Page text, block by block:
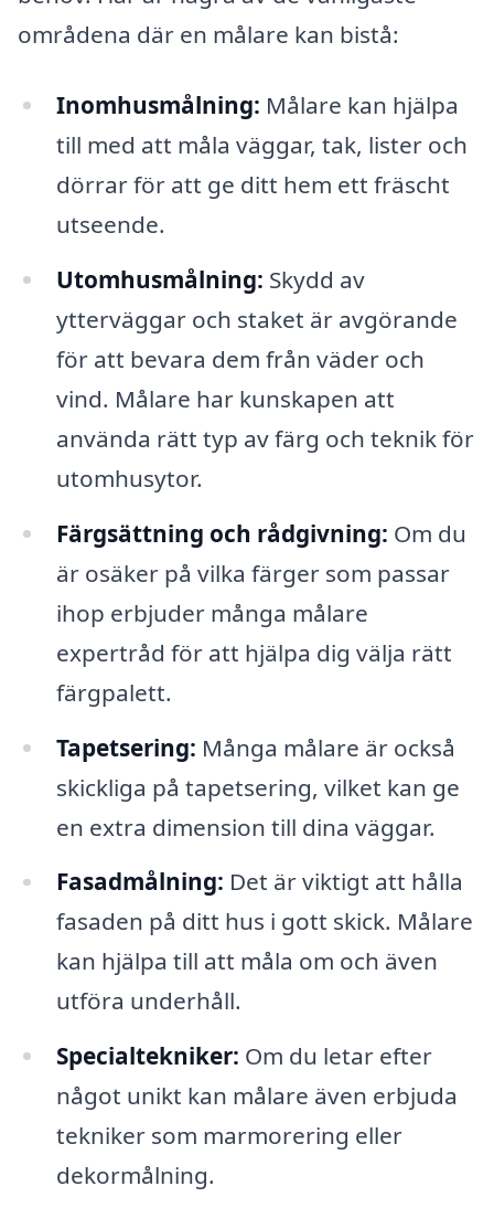
områdena där en målare kan bistå:
Inomhusmålning: Målare kan hjälpa
till med att måla väggar, tak, lister och
dörrar för att ge ditt hem ett fräscht
utseende.
Utomhusmålning: Skydd av
ytterväggar och staket är avgörande
för att bevara dem från väder och
vind. Målare har kunskapen att
använda rätt typ av färg och teknik för
utomhusytor.
Färgsättning och rådgivning: Om du
är osäker på vilka färger som passar
ihop erbjuder många målare
expertråd för att hjälpa dig välja rätt
färgpalett.
Tapetsering: Många målare är också
skickliga på tapetsering, vilket kan ge
en extra dimension till dina väggar.
Fasadmålning: Det är viktigt att hålla
fasaden på ditt hus i gott skick. Målare
kan hjälpa till att måla om och även
utföra underhåll.
Specialtekniker: Om du letar efter
något unikt kan målare även erbjuda
tekniker som marmorering eller
dekormålning.